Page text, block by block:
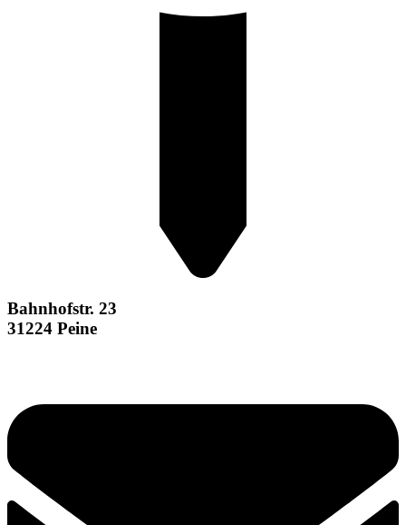
Bahnhofstr. 23
31224 Peine